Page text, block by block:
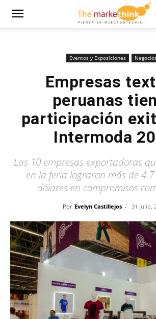
Eventos y Exposiciones
Empresas
peruanas
participación
Intermoda
Las 10 empresas exportadoras
en la feria lograron más de
dólares en compromisos
Por Evelyn Castillejos - 31 julio,